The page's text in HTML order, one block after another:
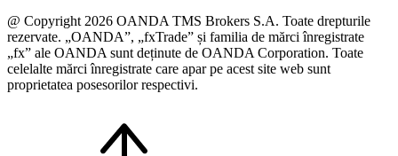
@ Copyright 2026 OANDA TMS Brokers S.A. Toate drepturile
rezervate. „OANDA”, „fxTrade” și familia de mărci înregistrate
„fx” ale OANDA sunt deținute de OANDA Corporation. Toate
celelalte mărci înregistrate care apar pe acest site web sunt
proprietatea posesorilor respectivi.